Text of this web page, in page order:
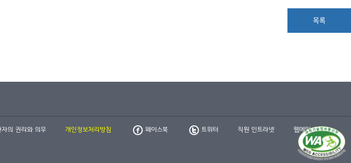
목록
자의 권리와 의무 개인정보처리방침 페이스북 트위터 직원 인트라넷 웹메일